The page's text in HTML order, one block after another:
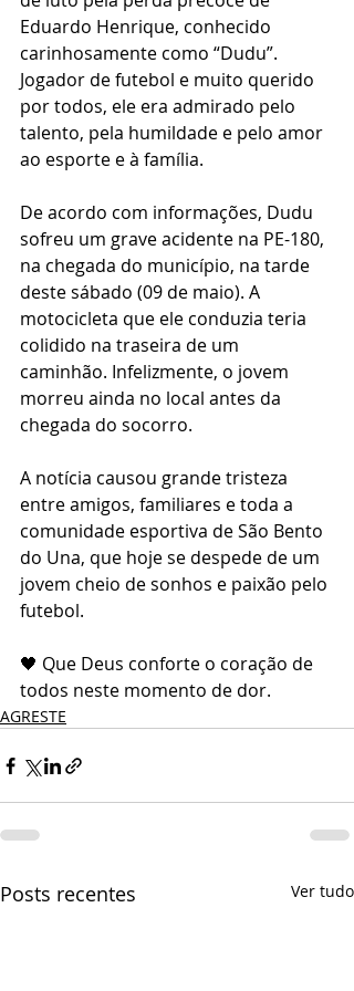
Eduardo Henrique, conhecido
carinhosamente como “Dudu”.
Jogador de futebol e muito querido
por todos, ele era admirado pelo
talento, pela humildade e pelo amor
ao esporte e à família.
De acordo com informações, Dudu
sofreu um grave acidente na PE-180,
na chegada do município, na tarde
deste sábado (09 de maio). A
motocicleta que ele conduzia teria
colidido na traseira de um
caminhão. Infelizmente, o jovem
morreu ainda no local antes da
chegada do socorro.
A notícia causou grande tristeza
entre amigos, familiares e toda a
comunidade esportiva de São Bento
do Una, que hoje se despede de um
jovem cheio de sonhos e paixão pelo
futebol.
🖤 Que Deus conforte o coração de
todos neste momento de dor.
AGRESTE
Posts recentes Ver tudo